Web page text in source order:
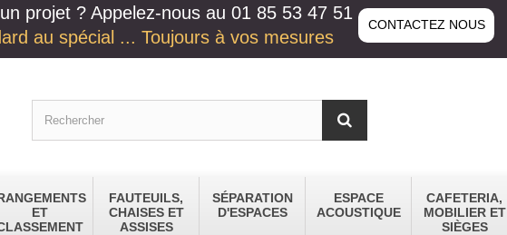
projet ? Appelez-nous au 01 85 53 47 51
au spécial ... Toujours à vos mesures
CONTACTEZ NOUS
ET
FAUTEUILS,
CHAISES ET
ASSISES
SÉPARATION
D'ESPACES
ESPACE
ACOUSTIQUE
CAFETERIA,
MOBILIER ET
SIÈGES